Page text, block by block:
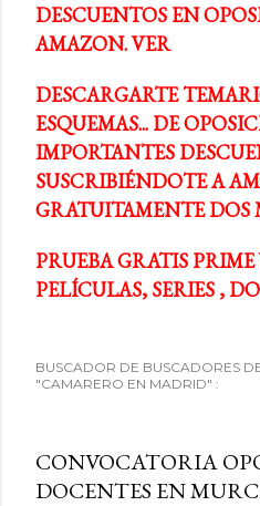
DESCUENTOS EN
AMAZON. VER
DESCARGARTE
ESQUEMAS... DE
IMPORTANTES
SUSCRIBIÉNDOTE A
GRATUITAMENTE DOS
PRUEBA GRATIS
PELÍCULAS, SERIES ,
BUSCADOR DE BUSCADORES
"CAMARERO EN MADRID" :
CONVOCATORIA
DOCENTES EN